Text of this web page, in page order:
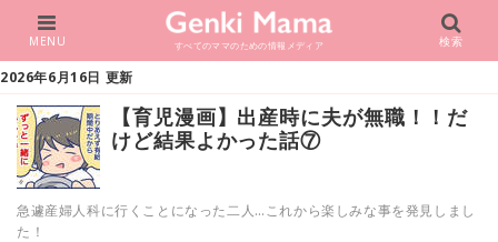
すべてのママのための情報メディア
MENU 検索
2026年6月16日 更新
【育児漫画】出産時に夫が無職！！だ
けど結果よかった話⑦
急遽産婦人科に行くことになった二人…これから楽しみな事を発見しまし
た！